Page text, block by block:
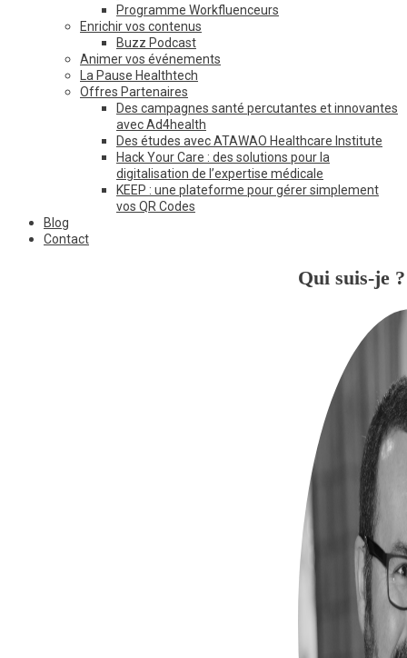
Programme Workfluenceurs
Enrichir vos contenus
Buzz Podcast
Animer vos événements
La Pause Healthtech
Offres Partenaires
Des campagnes santé percutantes et innovantes
avec Ad4health
Des études avec ATAWAO Healthcare Institute
Hack Your Care : des solutions pour la
digitalisation de l’expertise médicale
KEEP : une plateforme pour gérer simplement
vos QR Codes
Blog
Contact
Qui suis-je ?